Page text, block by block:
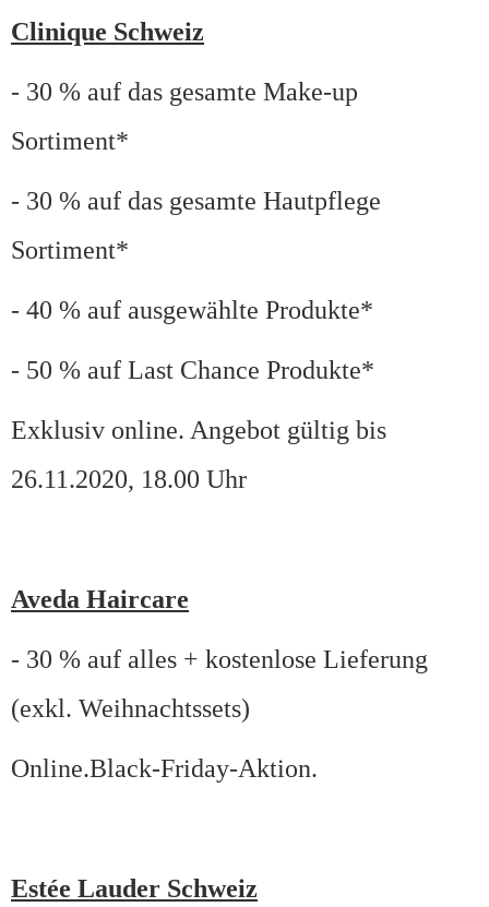
Clinique Schweiz
- 30 % auf das gesamte Make-up
Sortiment*
- 30 % auf das gesamte Hautpflege
Sortiment*
- 40 % auf ausgewählte Produkte*
- 50 % auf Last Chance Produkte*
Exklusiv online. Angebot gültig bis
26.11.2020, 18.00 Uhr
Aveda Haircare
- 30 % auf alles + kostenlose Lieferung
(exkl. Weihnachtssets)
Online.Black-Friday-Aktion.
Estée Lauder Schweiz